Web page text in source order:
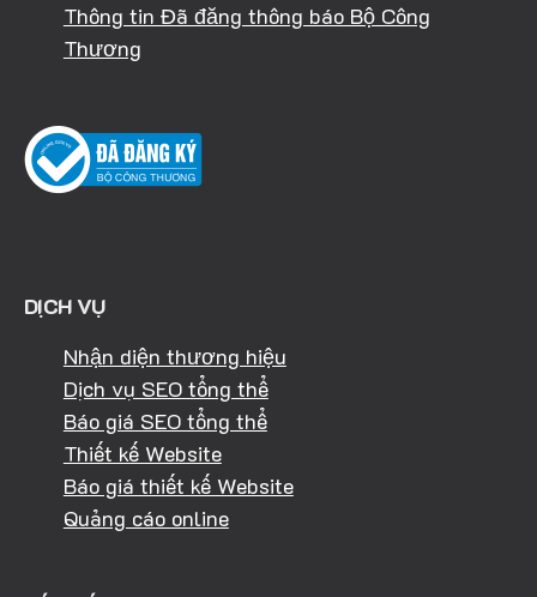
Thông tin Đã đăng thông báo Bộ Công
Thương
DỊCH VỤ
Nhận diện thương hiệu
Dịch vụ SEO tổng thể
Báo giá SEO tổng thể
Thiết kế Website
Báo giá thiết kế Website
Quảng cáo online